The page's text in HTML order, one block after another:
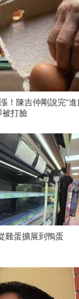
！陳吉仲剛說完“進
被打臉
雞蛋擴展到鴨蛋